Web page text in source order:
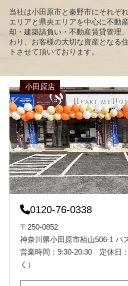
当社は小田原市と秦野市にそれぞ
エリアと県央エリアを中心に不動
却・建築請負い・不動産賃貸管理
わり、お客様の大切な資産となる
トさせて頂いております。
小田原店
0120-76-0338
〒250-0852
神奈川県小田原市栢山506-1 パ
営業時間：9:30-20:30 定休日
く）